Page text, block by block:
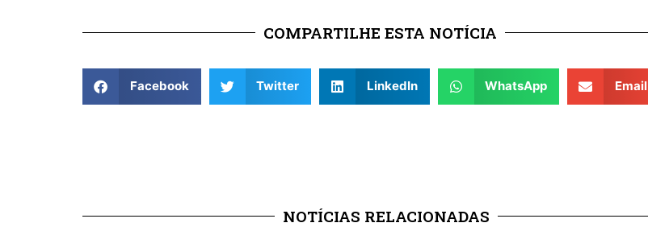
COMPARTILHE ESTA NOTÍCIA
Facebook Twitter LinkedIn WhatsApp Email
NOTÍCIAS RELACIONADAS